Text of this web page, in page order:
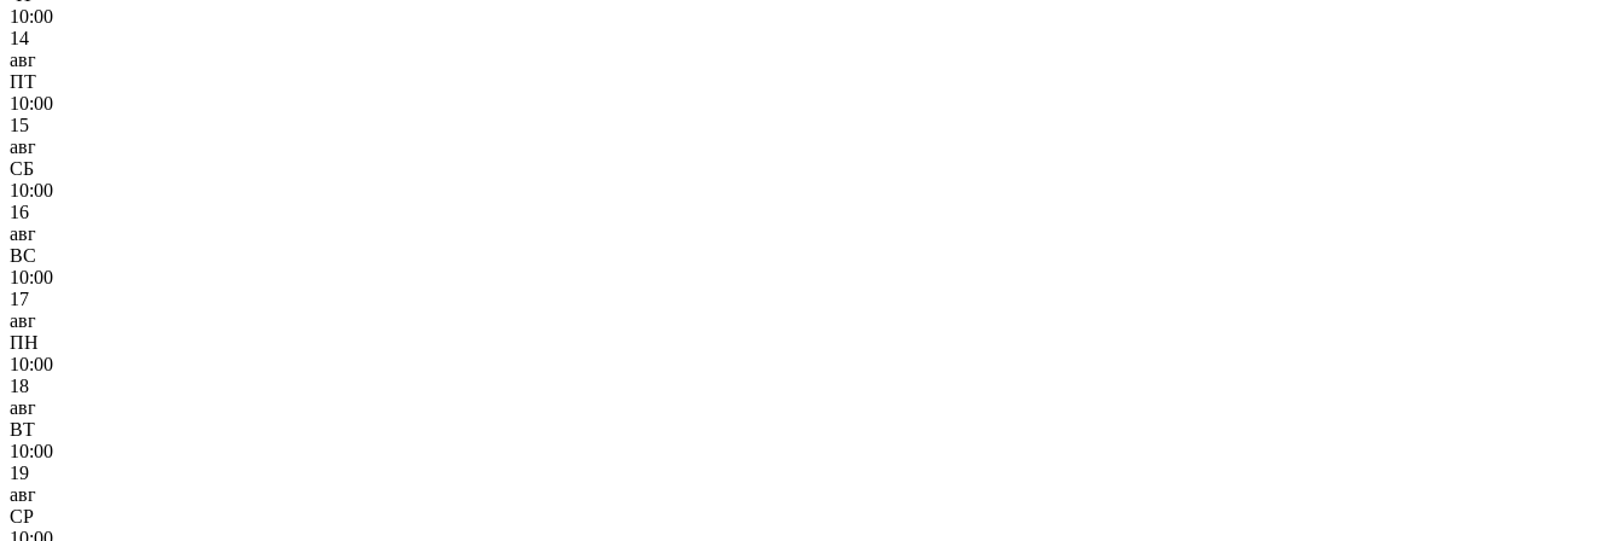
10:00
14
авг
ПТ
10:00
15
авг
СБ
10:00
16
авг
ВС
10:00
17
авг
ПН
10:00
18
авг
ВТ
10:00
19
авг
СР